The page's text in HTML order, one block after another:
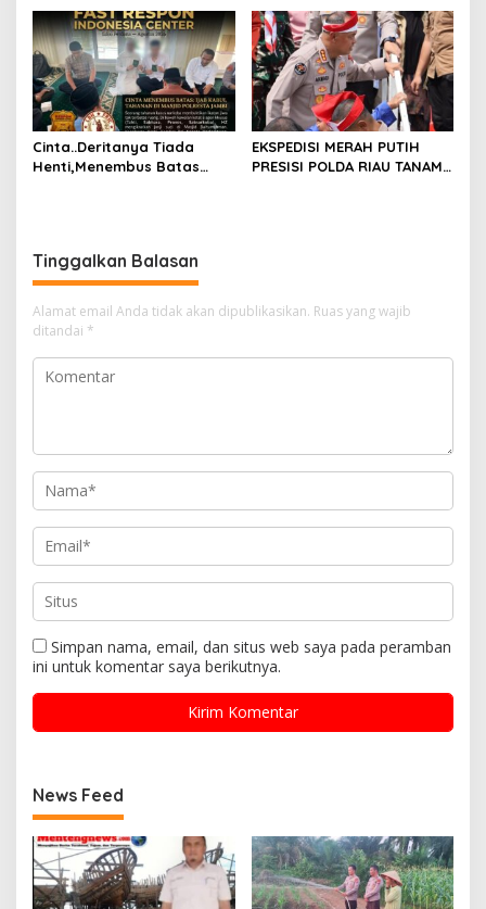
SOP, Selain itu Warga
Keluhkan Bau Limbah yang
Menyengat.
RIAU HADIR DENGAN
PELAYANAN KESEHATAN
GRATIS
Cinta..Deritanya Tiada
Henti,Menembus Batas
EKSPEDISI MERAH PUTIH
PRESISI POLDA RIAU TANAM
Tinggalkan Balasan
Alamat email Anda tidak akan dipublikasikan. Ruas yang wajib
ditandai *
Simpan nama, email, dan situs web saya pada peramban
ini untuk komentar saya berikutnya.
News Feed